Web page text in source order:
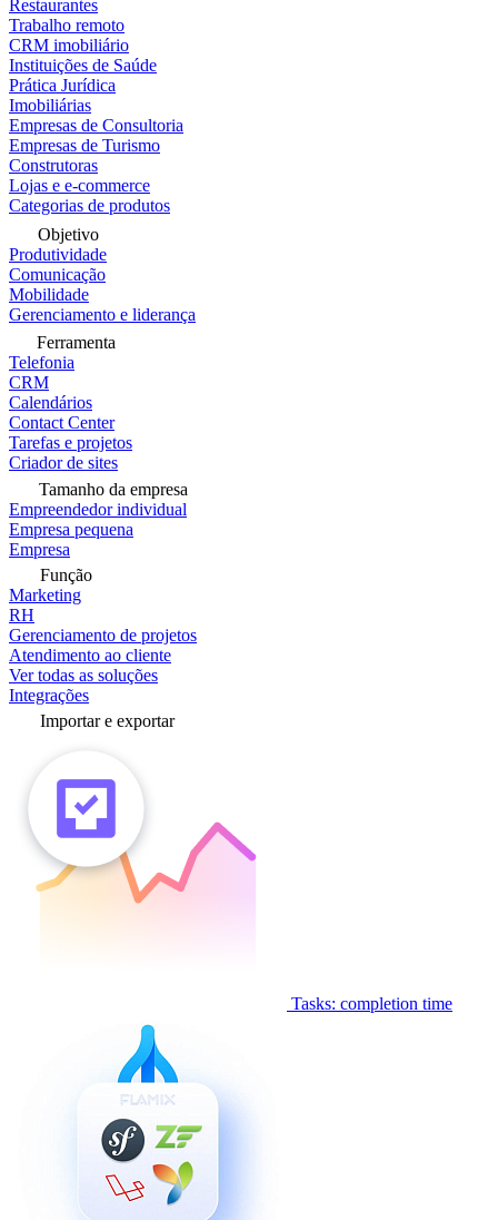
Restaurantes
Trabalho remoto
CRM imobiliário
Instituições de Saúde
Prática Jurídica
Imobiliárias
Empresas de Consultoria
Empresas de Turismo
Construtoras
Lojas e e-commerce
Categorias de produtos
Objetivo
Produtividade
Comunicação
Mobilidade
Gerenciamento e liderança
Ferramenta
Telefonia
CRM
Calendários
Contact Center
Tarefas e projetos
Criador de sites
Tamanho da empresa
Empreendedor individual
Empresa pequena
Empresa
Função
Marketing
RH
Gerenciamento de projetos
Atendimento ao cliente
Ver todas as soluções
Integrações
Importar e exportar
Tasks: completion time